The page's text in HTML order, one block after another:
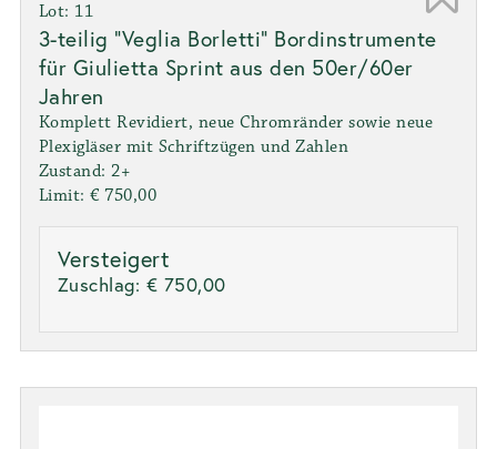
Lot: 11
3-teilig "Veglia Borletti" Bordinstrumente
für Giulietta Sprint aus den 50er/60er
Jahren
Komplett Revidiert, neue Chromränder sowie neue
Plexigläser mit Schriftzügen und Zahlen
Zustand: 2+
Limit: € 750,00
Versteigert
Zuschlag: € 750,00